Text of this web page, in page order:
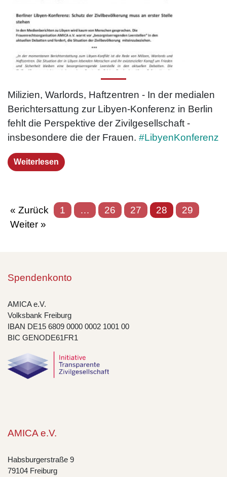
Milizien, Warlords, Haftzentren - In der medialen
Bericht­ersattung zur Libyen-­Konferenz in Berlin
fehlt die Perspektive der Zivil­gesellschaft -
insbesondere die der Frauen. #LibyenKonferenz
Weiterlesen
« Zurück 1 … 26 27 28
29
Weiter »
Spendenkonto
AMICA e.V.
Volksbank Freiburg
IBAN DE15 6809 0000 0002 1001 00
BIC GENODE61FR1
AMICA e.V.
Habsburgerstraße 9
79104 Freiburg